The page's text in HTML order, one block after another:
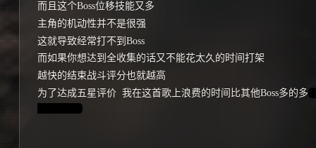
而且这个Boss位移技能又多
主角的机动性并不是很强
这就导致经常打不到Boss
而如果你想达到全收集的话又不能花太久的时间打架
越快的结束战斗评分也就越高
为了达成五星评价  我在这首歌上浪费的时间比其他Boss多的多
至想骂娘